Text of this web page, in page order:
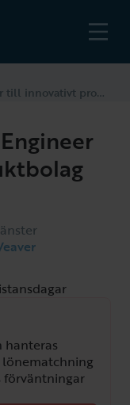
Cybersecurity Lead Engineer till innovativt produktbolag
förväntningar